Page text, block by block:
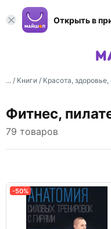
Открыть в
... / Книги / Красота, здоровье,
Фитнес,
79 товаров
-50%